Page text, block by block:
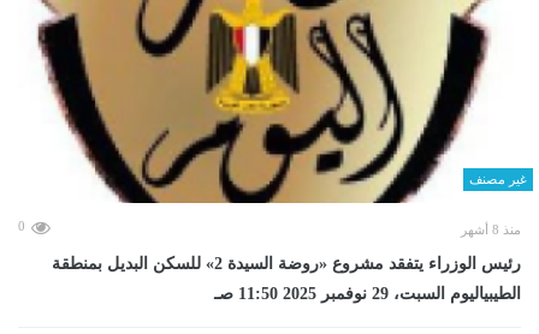
غير مصنف
منذ 8 أشهر 0
رئيس الوزراء يتفقد مشروع «روضة السيدة 2» للسكن البديل بمنطقة
الطيبياليوم السبت، 29 نوفمبر 2025 11:50 صـ